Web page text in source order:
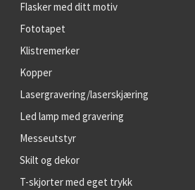
Flasker med ditt motiv
Fototapet
Klistremerker
Kopper
Lasergravering/laserskjæring
Led lamp med gravering
Messeutstyr
Skilt og dekor
T-skjorter med eget trykk